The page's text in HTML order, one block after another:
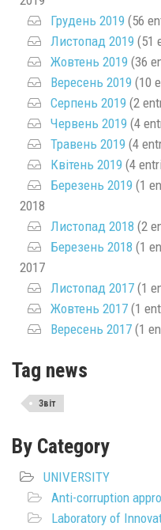
Грудень 2019 (56
Листопад 2019 (51
Жовтень 2019 (36
Вересень 2019 (10
Серпень 2019 (2
Червень 2019 (4
Травень 2019 (4
Квітень 2019 (4
Березень 2019 (1
2018
Листопад 2018 (2
Березень 2018 (1
2017
Листопад 2017 (1
Жовтень 2017 (1
Вересень 2017 (1
Tag news
Звіт
By Category
UNIVERSITY
Anti-corruption
Laboratory of